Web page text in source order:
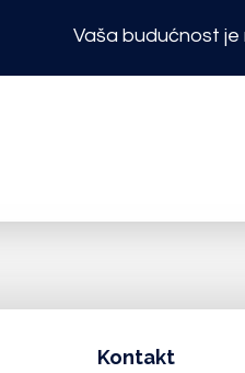
Vaša budućnost je
Kontakt